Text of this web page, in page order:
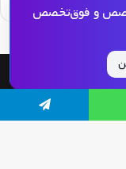
و فوق‌تخصص
و کلیه خدمات آن محفوظ و متعلق
و لینک به این سایت مجاز
تلگرام